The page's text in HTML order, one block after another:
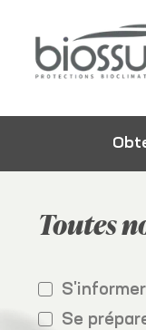
Toutes
S'informer
Se